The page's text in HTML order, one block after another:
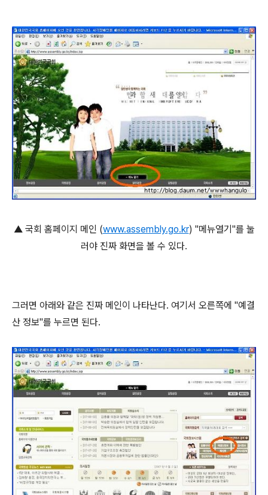
▲ 국회 홈페이지 메인 (www.assembly.go.kr) "메뉴열기"를 눌
러야 진짜 화면을 볼 수 있다.
그러면 아래와 같은 진짜 메인이 나타난다. 여기서 오른쪽에 "예결
산 정보"를 누르면 된다.